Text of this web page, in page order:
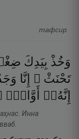
тафсир
وَخُذْ بِيَدِكَ
تَحْنَثْ ۗ إِنَّا
إِنَّهُۥٓ
أَوَّابٌۭ
Инна